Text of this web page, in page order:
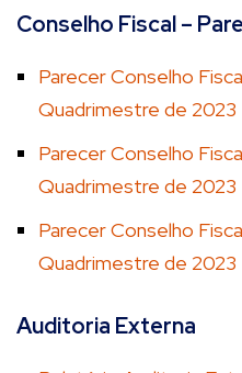
Conselho Fiscal –
Parecer Conselho
Quadrimestre de 2023
Parecer Conselho
Quadrimestre de 2023
Parecer Conselho
Quadrimestre de 2023
Auditoria Externa